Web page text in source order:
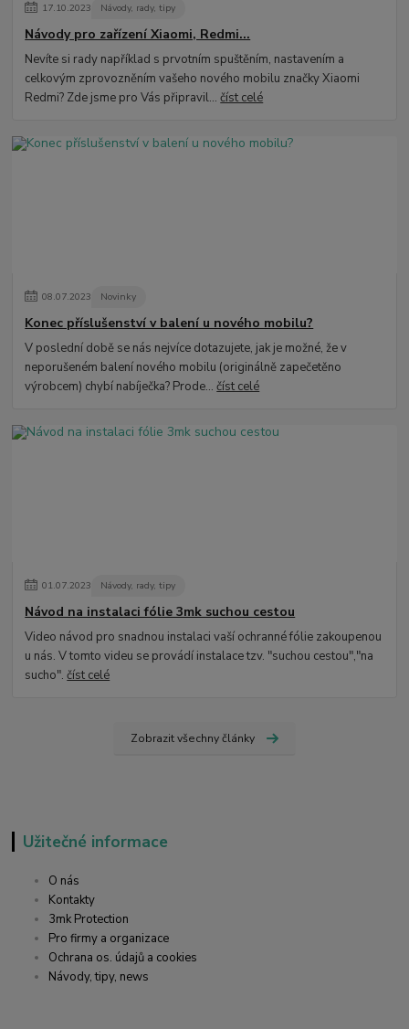
17.10.2023 Návody, rady, tipy
Návody pro zařízení Xiaomi, Redmi...
Nevíte si rady například s prvotním spuštěním, nastavením a
celkovým zprovozněním vašeho nového mobilu značky Xiaomi
Redmi? Zde jsme pro Vás připravil...číst celé
08.07.2023 Novinky
Konec příslušenství v balení u nového mobilu?
V poslední době se nás nejvíce dotazujete, jak je možné, že v
neporušeném balení nového mobilu (originálně zapečetěno
výrobcem) chybí nabíječka? Prode...číst celé
01.07.2023 Návody, rady, tipy
Návod na instalaci fólie 3mk suchou cestou
Video návod pro snadnou instalaci vaší ochranné fólie zakoupenou
u nás. V tomto videu se provádí instalace tzv. "suchou cestou","na
sucho".číst celé
Zobrazit všechny články
Užitečné informace
O nás
Kontakty
3mk Protection
Pro firmy a organizace
Ochrana os. údajů a cookies
Návody, tipy, news